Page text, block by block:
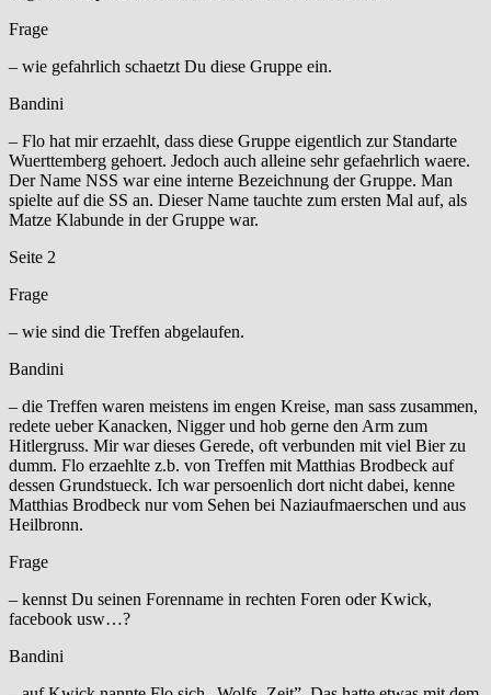
Frage
– wie gefahrlich schaetzt Du diese Gruppe ein.
Bandini
– Flo hat mir erzaehlt, dass diese Gruppe eigentlich zur Standarte
Wuerttemberg gehoert. Jedoch auch alleine sehr gefaehrlich waere.
Der Name NSS war eine interne Bezeichnung der Gruppe. Man
spielte auf die SS an. Dieser Name tauchte zum ersten Mal auf, als
Matze Klabunde in der Gruppe war.
Seite 2
Frage
– wie sind die Treffen abgelaufen.
Bandini
– die Treffen waren meistens im engen Kreise, man sass zusammen,
redete ueber Kanacken, Nigger und hob gerne den Arm zum
Hitlergruss. Mir war dieses Gerede, oft verbunden mit viel Bier zu
dumm. Flo erzaehlte z.b. von Treffen mit Matthias Brodbeck auf
dessen Grundstueck. Ich war persoenlich dort nicht dabei, kenne
Matthias Brodbeck nur vom Sehen bei Naziaufmaerschen und aus
Heilbronn.
Frage
– kennst Du seinen Forenname in rechten Foren oder Kwick,
facebook usw…?
Bandini